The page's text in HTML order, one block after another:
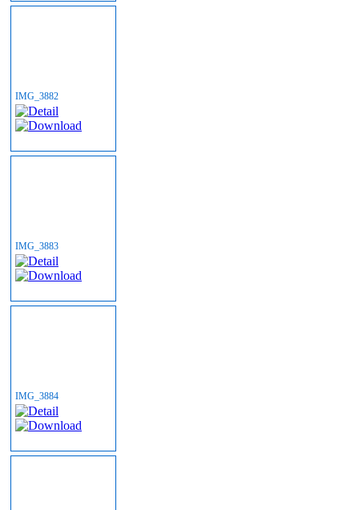
IMG_3882
IMG_3883
IMG_3884